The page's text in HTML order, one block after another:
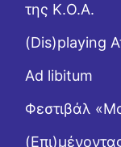
της Κ.Ο.Α.
(Dis)playing
Ad libitum
Φεστιβάλ